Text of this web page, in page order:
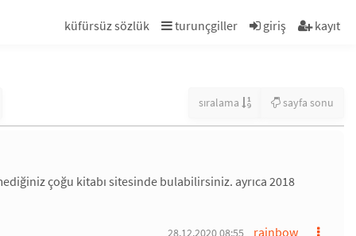
küfürsüz sözlük turunçgiller giriş kayıt
sıralama sayfa sonu
çoğu kitabı sitesinde bulabilirsiniz. ayrıca 2018
rainbow
28.12.2020 08:55